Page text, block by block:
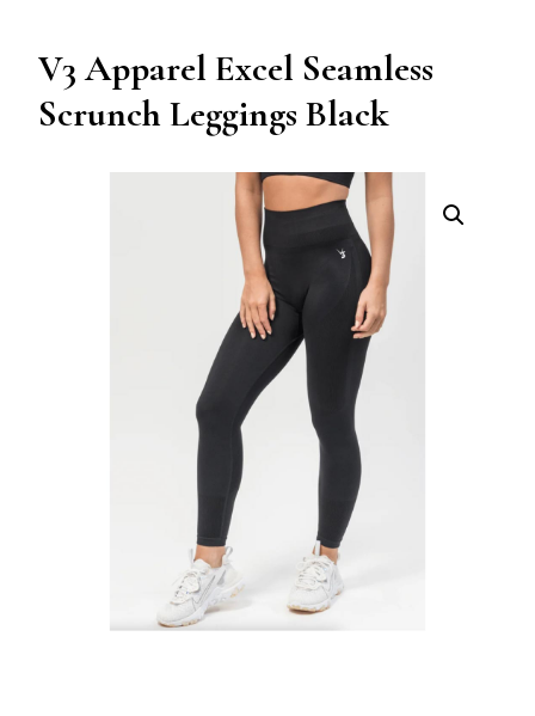
V3 Apparel Excel Seamless
Scrunch Leggings Black